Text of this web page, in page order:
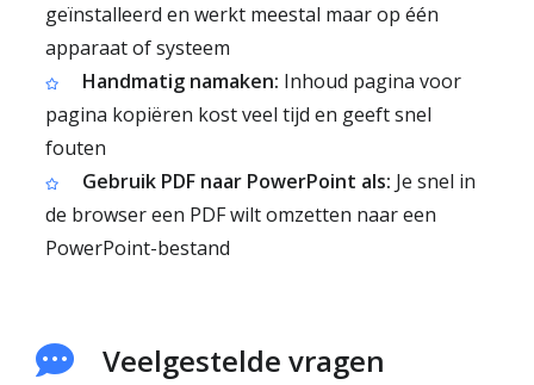
geïnstalleerd en werkt meestal maar op één
apparaat of systeem
Handmatig namaken: Inhoud pagina voor
pagina kopiëren kost veel tijd en geeft snel
fouten
Gebruik PDF naar PowerPoint als: Je snel in
de browser een PDF wilt omzetten naar een
PowerPoint-bestand
Veelgestelde vragen